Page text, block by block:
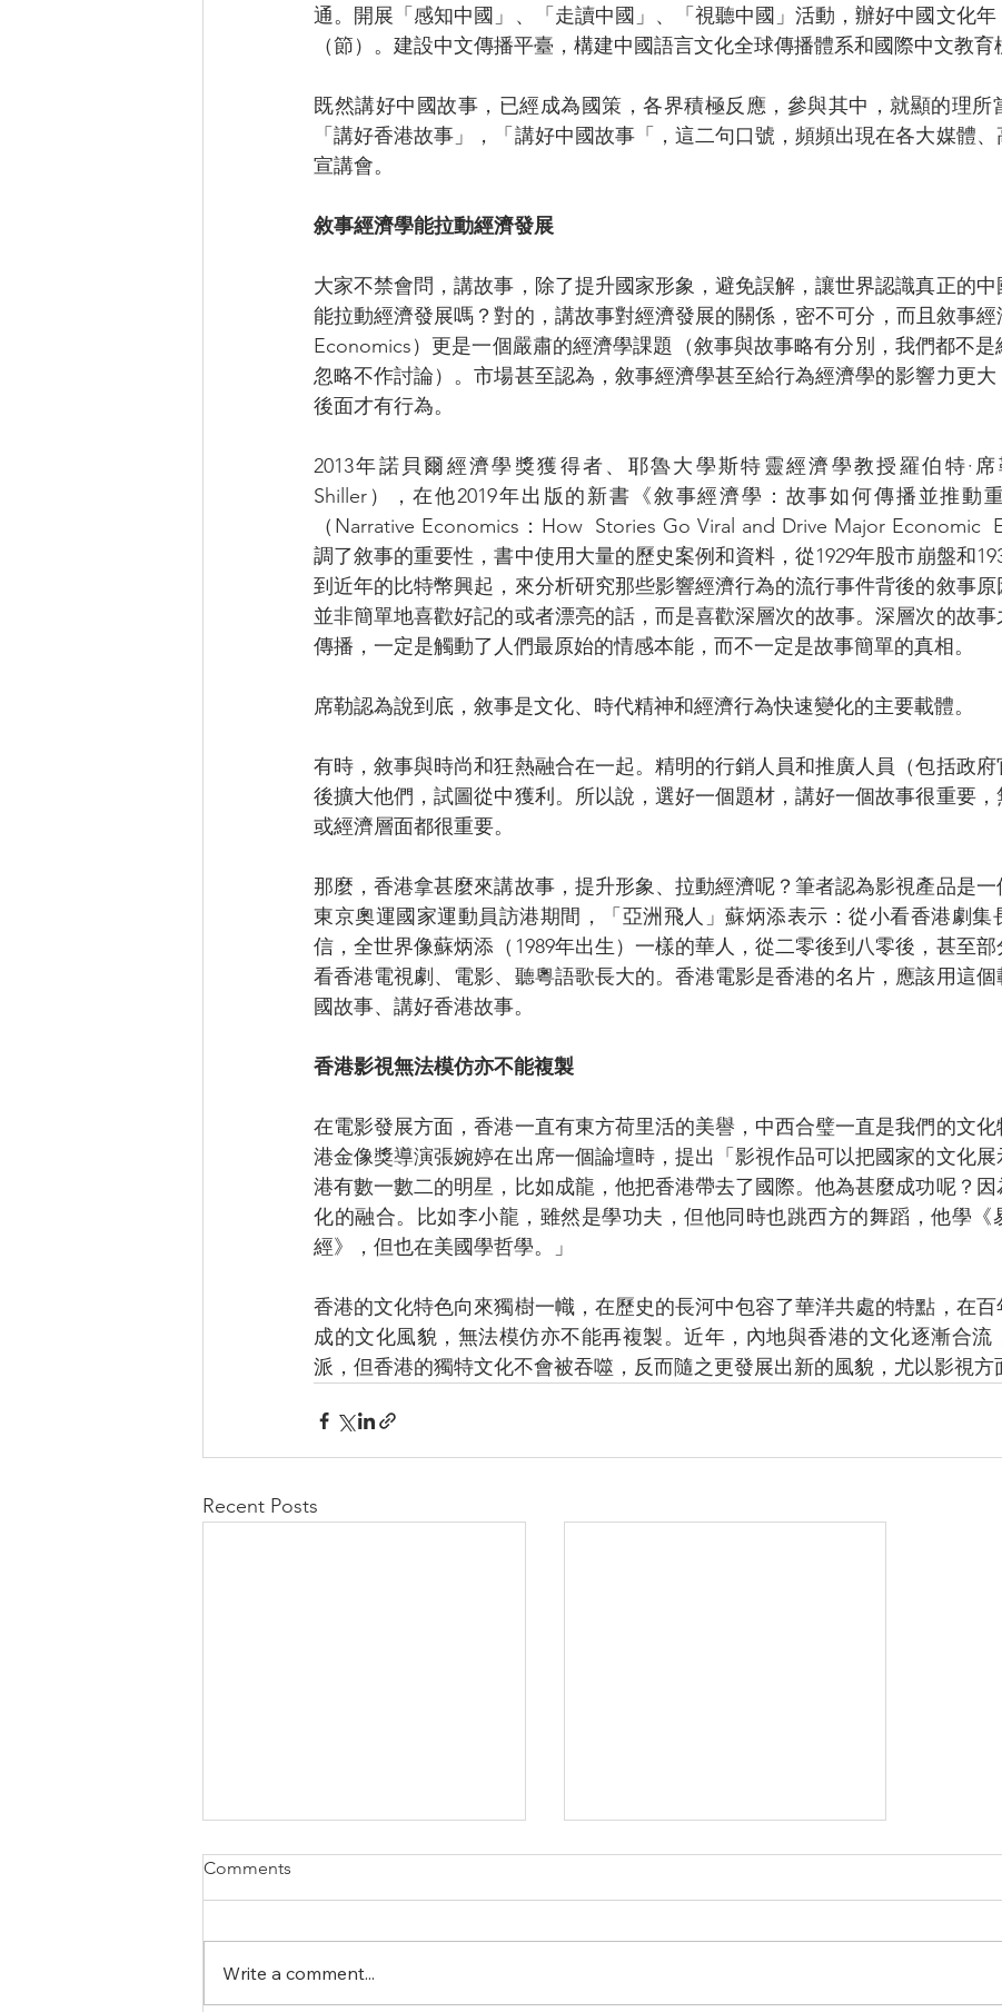
通。開展「感知中國」、「走讀中國」、「視聽中國」活動，辦好中國文化
（節）。建設中文傳播平臺，構建中國語言文化全球傳播體系和國際中文教育
既然講好中國故事，已經成為國策，各界積極反應，參與其中，就顯的理所
「講好香港故事」，「講好中國故事「，這二句口號，頻頻出現在各大媒體
宣講會。
敘事經濟學能拉動經濟發展
大家不禁會問，講故事，除了提升國家形象，避免誤解，讓世界認識真正的
能拉動經濟發展嗎？對的，講故事對經濟發展的關係，密不可分，而且敘事經
Economics）更是一個嚴肅的經濟學課題（敘事與故事略有分別，我們都不
忽略不作討論）。市場甚至認為，敘事經濟學甚至給行為經濟學的影響力更
後面才有行為。
2013年諾貝爾經濟學獎獲得者、耶魯大學斯特靈經濟學教授羅伯特·席
Shiller），在他2019年出版的新書《敘事經濟學：故事如何傳播並推動
（Narrative Economics：How  Stories Go Viral and Drive Major Economic
調了敘事的重要性，書中使用大量的歷史案例和資料，從1929年股市崩盤和
到近年的比特幣興起，來分析研究那些影響經濟行為的流行事件背後的敘事
並非簡單地喜歡好記的或者漂亮的話，而是喜歡深層次的故事。深層次的故事
傳播，一定是觸動了人們最原始的情感本能，而不一定是故事簡單的真相。
席勒認為說到底，敘事是文化、時代精神和經濟行為快速變化的主要載體。
有時，敘事與時尚和狂熱融合在一起。精明的行銷人員和推廣人員（包括政
後擴大他們，試圖從中獲利。所以說，選好一個題材，講好一個故事很重要
或經濟層面都很重要。
那麼，香港拿甚麼來講故事，提升形象、拉動經濟呢？筆者認為影視產品是一
東京奧運國家運動員訪港期間，「亞洲飛人」蘇炳添表示：從小看香港劇集
信，全世界像蘇炳添（1989年出生）一樣的華人，從二零後到八零後，甚至
看香港電視劇、電影、聽粵語歌長大的。香港電影是香港的名片，應該用這個
國故事、講好香港故事。
香港影視無法模仿亦不能複製
在電影發展方面，香港一直有東方荷里活的美譽，中西合璧一直是我們的文
港金像獎導演張婉婷在出席一個論壇時，提出「影視作品可以把國家的文化
港有數一數二的明星，比如成龍，他把香港帶去了國際。他為甚麼成功呢？
化的融合。比如李小龍，雖然是學功夫，但他同時也跳西方的舞蹈，他學《
經》，但也在美國學哲學。」
香港的文化特色向來獨樹一幟，在歷史的長河中包容了華洋共處的特點，在
成的文化風貌，無法模仿亦不能再複製。近年，內地與香港的文化逐漸合流
派，但香港的獨特文化不會被吞噬，反而隨之更發展出新的風貌，尤以影視方
Recent Posts
Comments
Write a comment...